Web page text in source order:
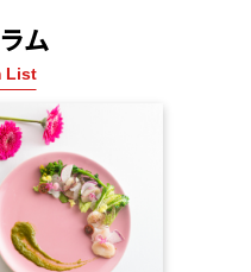
ム
List